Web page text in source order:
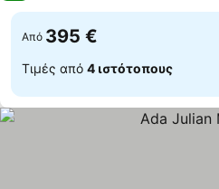
Από 395 €
Τιμές από 4 ιστότοπους